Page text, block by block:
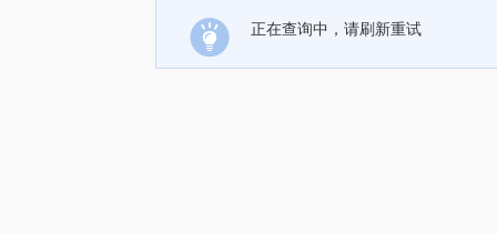
正在查询中，请刷新重试